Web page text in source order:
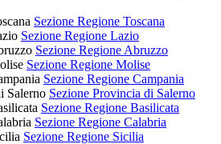
Sezione Regione Toscana
Sezione Regione Lazio
Sezione Regione Abruzzo
Sezione Regione Molise
Sezione Regione Campania
Salerno Sezione Provincia di Salerno
Sezione Regione Basilicata
Sezione Regione Calabria
Sezione Regione Sicilia